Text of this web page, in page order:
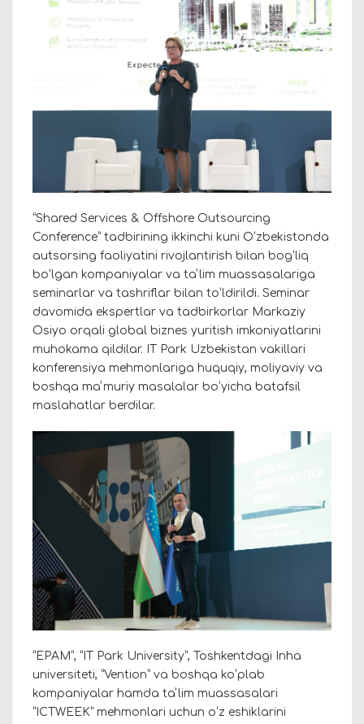
“Shared Services & Offshore Outsourcing
Conference” tadbirining ikkinchi kuni Oʻzbekistonda
autsorsing faoliyatini rivojlantirish bilan bogʻliq
boʻlgan kompaniyalar va taʼlim muassasalariga
seminarlar va tashriflar bilan toʻldirildi. Seminar
davomida ekspertlar va tadbirkorlar Markaziy
Osiyo orqali global biznes yuritish imkoniyatlarini
muhokama qildilar. IT Park Uzbekistan vakillari
konferensiya mehmonlariga huquqiy, moliyaviy va
boshqa maʼmuriy masalalar boʻyicha batafsil
maslahatlar berdilar.
“EPAM”, “IT Park University”, Toshkentdagi Inha
universiteti, “Vention” va boshqa koʻplab
kompaniyalar hamda taʼlim muassasalari
“ICTWEEK” mehmonlari uchun oʻz eshiklarini